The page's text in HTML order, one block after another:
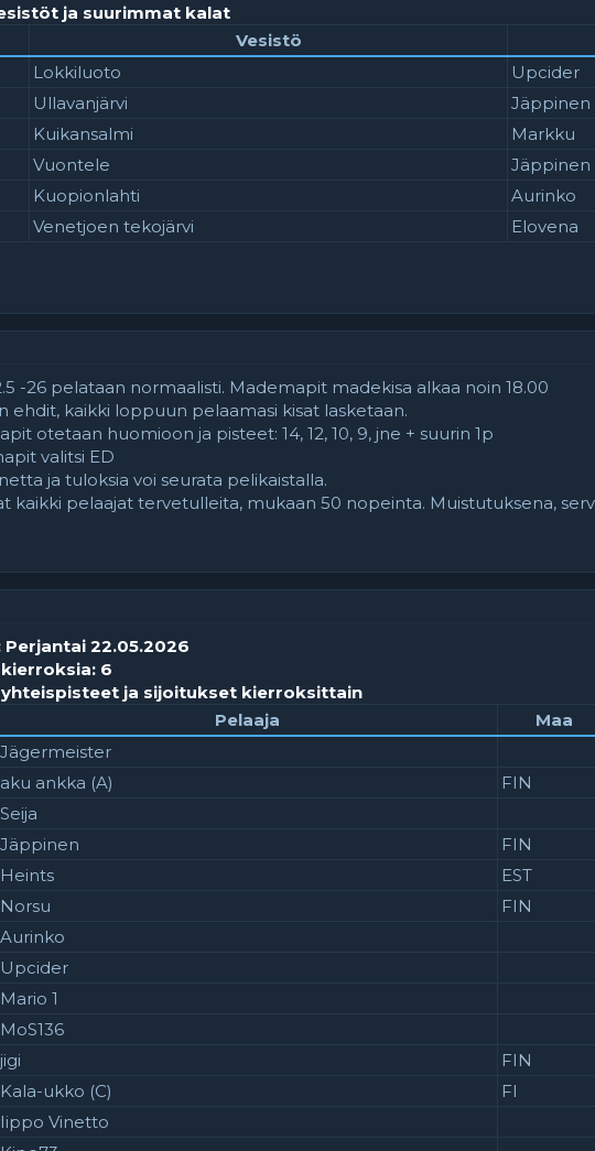
ja suurimmat kalat
Vesistö
Lokkiluoto Upcider
Ullavanjärvi Jäppinen
Kuikansalmi Markku
Vuontele Jäppinen
Kuopionlahti Aurinko
Venetjoen tekojärvi Elovena
-26 pelataan normaalisti. Mademapit madekisa alkaa noin 18.00
ehdit, kaikki loppuun pelaamasi kisat lasketaan.
otetaan huomioon ja pisteet: 14, 12, 10, 9, jne + suurin 1p
valitsi ED
ja tuloksia voi seurata pelikaistalla.
kaikki pelaajat tervetulleita, mukaan 50 nopeinta. Muistutuksena,
Perjantai 22.05.2026
6
yhteispisteet ja sijoitukset kierroksittain
Pelaaja Maa
Jägermeister
aku ankka (A) FIN
Seija
Jäppinen FIN
Heints EST
Norsu FIN
Aurinko
Upcider
Mario 1
MoS136
jigi FIN
Kala-ukko (C) FI
Iippo Vinetto